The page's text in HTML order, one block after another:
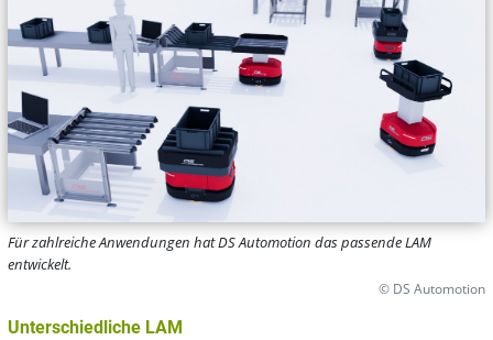
Für zahlreiche Anwendungen hat DS Automotion das passende LAM
entwickelt.
© DS Automotion
Unterschiedliche LAM